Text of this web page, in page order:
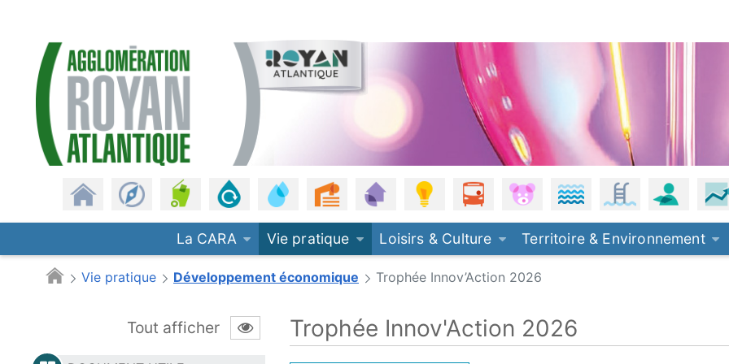
Revenir à l'accueil
Les communesGestion des déchets
AssainissementEau potable, eau de pluie
UrbanismeHabitat Énergie - Climat
Mobilités Petite enfance
Plages Piscine
La CARA Vie pratique Loisirs & Culture Territoire & Environnement
Vie pratique Développement économique Trophée Innov’Action 2026
Trophée Innov'Action 2026
Tout afficher